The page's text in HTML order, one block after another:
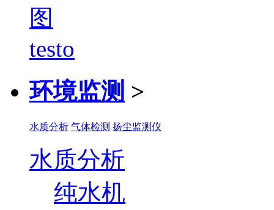
环境监测 >
水质分析 气体检测 扬尘监测仪
水质分析
纯水机